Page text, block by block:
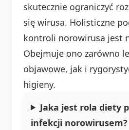
skutecznie ograniczyć
się wirusa. Holisticzne
kontroli norowirusa jest
Obejmuje ono zarówno
objawowe, jak i
higieny.
Jaka jest rola diety
infekcji norowirusem?